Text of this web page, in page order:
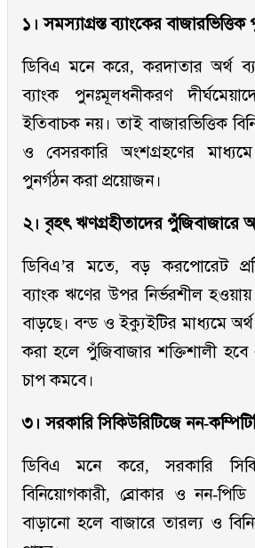
১। সমস্যাগ্রস্ত ব্যাংকের বাজারভিত্তিক
ডিবিএ মনে করে, করদাতার অর্থ
ব্যাংক পুনঃমূলধনীকরণ
ইতিবাচক নয়। তাই বাজারভিত্তিক
ও বেসরকারি অংশগ্রহণের মাধ্যমে
পুনর্গঠন করা প্রয়োজন।
২। বৃহৎ ঋণগ্রহীতাদের পুঁজিবাজারে
ডিবিএ’র মতে, বড় করপোরেট
ব্যাংক ঋণের উপর নির্ভরশীল হওয়ায়
বাড়ছে। বন্ড ও ইক্যুইটির মাধ্যমে
করা হলে পুঁজিবাজার শক্তিশালী
চাপ কমবে।
৩। সরকারি সিকিউরিটিজে নন-
ডিবিএ মনে করে, সরকারি
বিনিয়োগকারী, ব্রোকার ও নন-পিডি
বাড়ানো হলে বাজারে তারল্য ও